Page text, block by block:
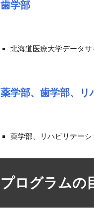
歯学部
北海道医療大学データサ
薬学部、歯学部、リ
薬学部、リハビリテー
プログラムの